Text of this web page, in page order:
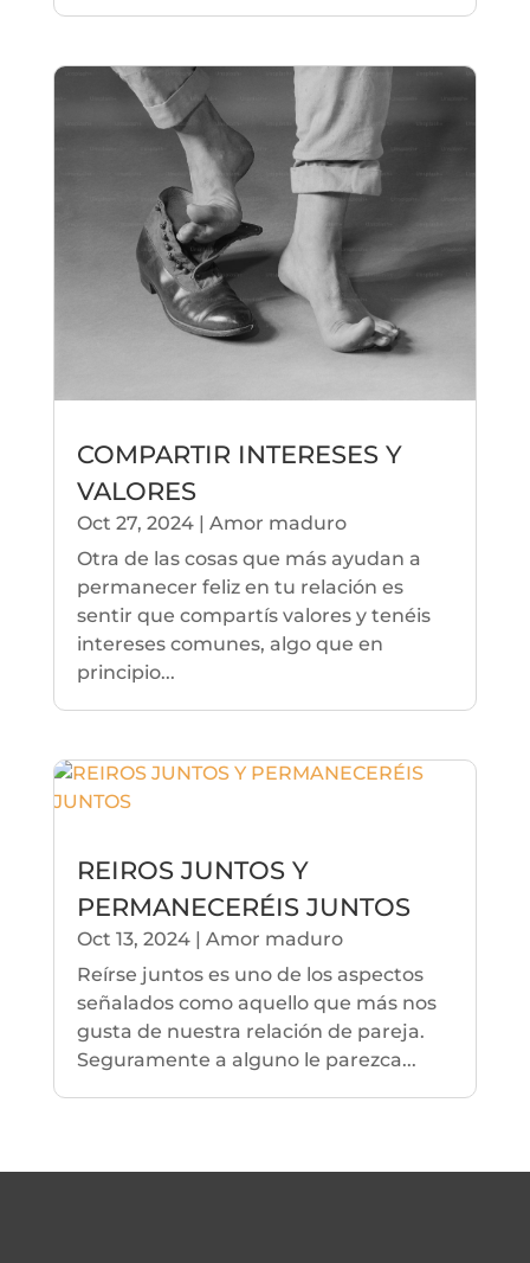
COMPARTIR INTERESES Y
VALORES
Oct 27, 2024| Amor maduro
Otra de las cosas que más ayudan a
permanecer feliz en tu relación es
sentir que compartís valores y tenéis
intereses comunes, algo que en
principio...
REIROS JUNTOS Y
PERMANECERÉIS JUNTOS
Oct 13, 2024| Amor maduro
Reírse juntos es uno de los aspectos
señalados como aquello que más nos
gusta de nuestra relación de pareja.
Seguramente a alguno le parezca...